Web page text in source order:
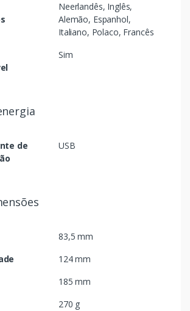
Neerlandês, Inglês,
Alemão, Espanhol,
Italiano, Polaco, Francês
Sim
de
USB
83,5 mm
124 mm
185 mm
270 g